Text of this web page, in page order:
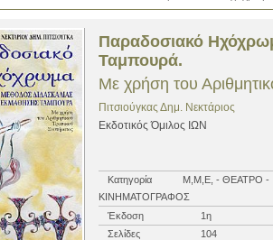
Παραδοσιακό
Ταμπουρά.
Με χρήση του
Πιτσιούγκας Δημ. Νεκτάριος
Εκδοτικός Όμιλος ΙΩΝ
Κατηγορία
Μ,Μ,Ε, - ΘΕΑΤΡΟ -
ΚΙΝΗΜΑΤΟΓΡΑΦΟΣ
Έκδοση
1η
Σελίδες
104